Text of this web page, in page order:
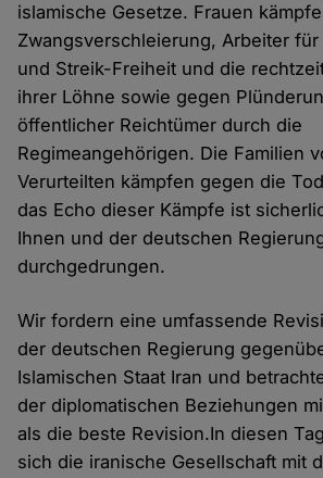
islamische Gesetze. Frauen
Zwangsverschleierung, Arbeiter
und Streik-Freiheit und die
ihrer Löhne sowie gegen
öffentlicher Reichtümer durch die
Regimeangehörigen. Die Familien
Verurteilten kämpfen gegen die
das Echo dieser Kämpfe ist
Ihnen und der deutschen
durchgedrungen.
Wir fordern eine umfassende
der deutschen Regierung
Islamischen Staat Iran und
der diplomatischen Beziehungen
als die beste Revision.In diesen
sich die iranische Gesellschaft mit